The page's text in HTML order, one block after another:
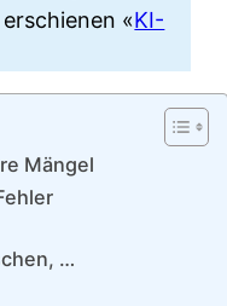
«KI-
Mängel
…